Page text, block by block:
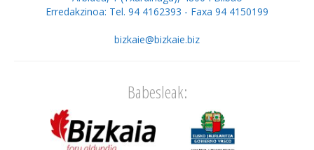
Erredakzinoa: Tel. 94 4162393 - Faxa 94 4150199
bizkaie@bizkaie.biz
Babesleak: